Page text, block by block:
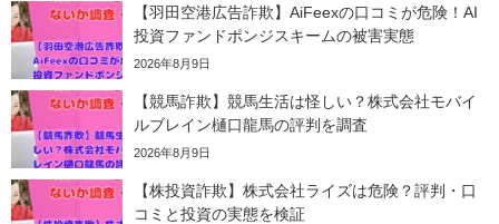
【羽田空港広告詐欺】AiFeexの口コミが危険！AI
投資ファンドポンジスキームの被害実態
2026年8月9日
【競馬詐欺】競馬生活は怪しい？株式会社モバイ
ルブレイン樋口龍馬の評判を調査
2026年8月9日
【株投資詐欺】株式会社ライズは危険？評判・口
コミと投資の実態を検証